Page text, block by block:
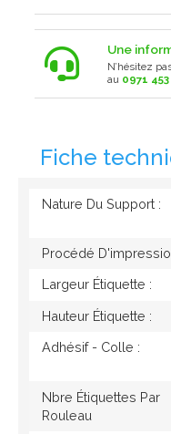
Une
N’hésitez
au 0971
Fiche
Nature Du Support :
Procédé
Largeur Étiquette :
Hauteur Étiquette :
Adhésif - Colle :
Nbre Étiquettes Par
Rouleau